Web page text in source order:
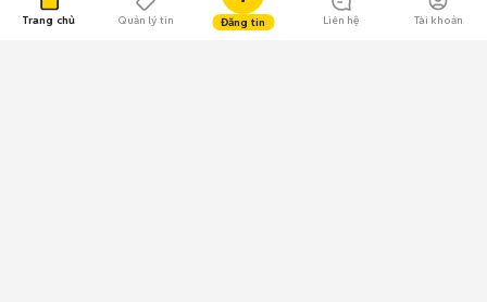
Trang chủ Quản lý tin Đăng tin Liên hệ Tài khoản